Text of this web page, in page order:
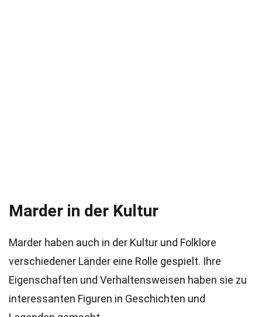
Marder in der Kultur
Marder haben auch in der Kultur und Folklore
verschiedener Länder eine Rolle gespielt. Ihre
Eigenschaften und Verhaltensweisen haben sie zu
interessanten Figuren in Geschichten und